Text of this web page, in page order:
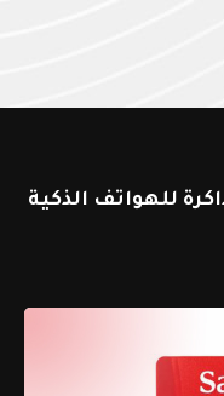
للهواتف الذكية